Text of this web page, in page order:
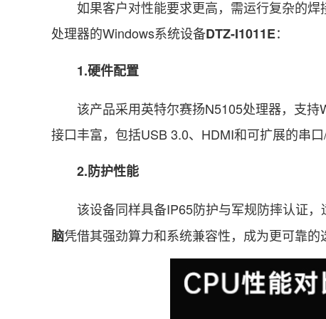
如果客户对性能要求更高，需运行复杂的焊
处理器的Windows系统设备DTZ-I1011E：
1.硬件配置
该产品采用英特尔赛扬N5105处理器，支持
接口丰富，包括USB 3.0、HDMI和可扩展的串口/
2.防护性能
该设备同样具备IP65防护与军规防摔认证，
脑凭借其强劲算力和系统兼容性，成为更可靠的